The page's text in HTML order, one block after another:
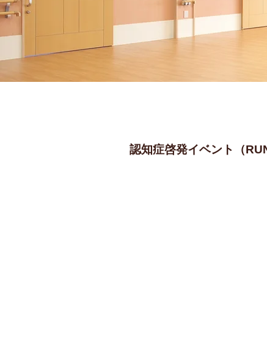
認知症啓発イベント（